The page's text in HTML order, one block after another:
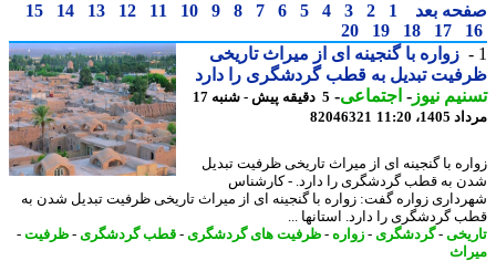
بعد
1
2
3
4
5
6
7
8
9
10
11
12
13
14
15
17
18
19
20
زواره با گنجینه ای از میراث تاریخی
تبدیل به قطب گردشگری را دارد
نیوز-اجتماعی-
5 دقیقه پیش - شنبه 17
11:20
82046321
با گنجینه ای از میراث تاریخی ظرفیت تبدیل
به قطب گردشگری را دارد. - کارشناس
زواره گفت: زواره با گنجینه ای از میراث تاریخی ظرفیت تبدیل شدن به
گردشگری را دارد. استانها ...
-گردشگری- زواره - ظرفیت های گردشگری- قطب گردشگری- ظرفیت -